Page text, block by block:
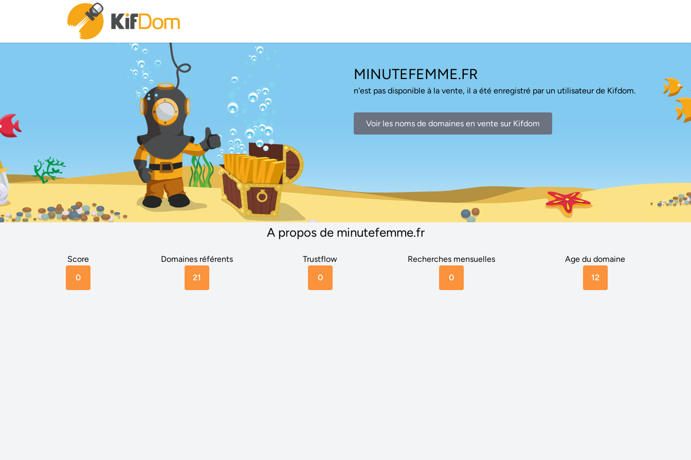
MINUTEFEMME.FR
n'est pas disponible à la vente, il a été enregistré par un utilisateur de Kifdom.
Voir les noms de domaines en vente sur Kifdom
A propos de minutefemme.fr
Score
0
Domaines référents
21
Trustflow
0
Recherches mensuelles
0
Age du domaine
12